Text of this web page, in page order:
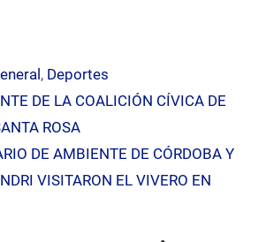
, Deportes
DE LA COALICIÓN CÍVICA DE
ROSA
DE AMBIENTE DE CÓRDOBA Y
VISITARON EL VIVERO EN